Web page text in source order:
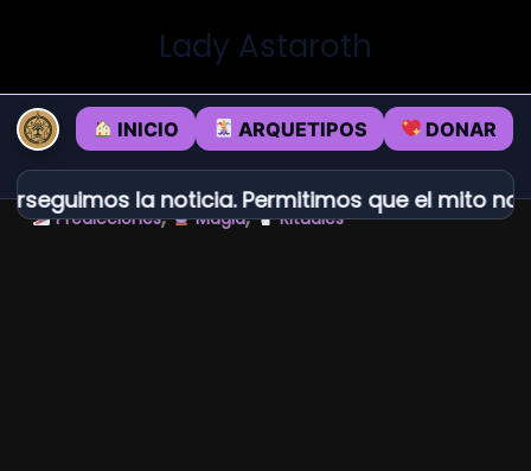
Lady Astaroth
INICIO ARQUETIPOS DONAR
la noticia. Permitimos que el mito
Predicciones, Magia, Rituales